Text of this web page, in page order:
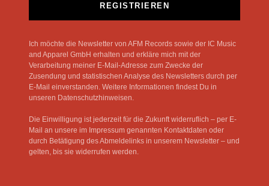
REGISTRIEREN
Ich möchte die Newsletter von AFM Records sowie der IC Music
and Apparel GmbH erhalten und erkläre mich mit der
Verarbeitung meiner E-Mail-Adresse zum Zwecke der
Zusendung und statistischen Analyse des Newsletters durch per
E-Mail einverstanden. Weitere Informationen findest Du in
unseren Datenschutzhinweisen.
Die Einwilligung ist jederzeit für die Zukunft widerruflich – per E-
Mail an unsere im Impressum genannten Kontaktdaten oder
durch Betätigung des Abmeldelinks in unserem Newsletter – und
gelten, bis sie widerrufen werden.